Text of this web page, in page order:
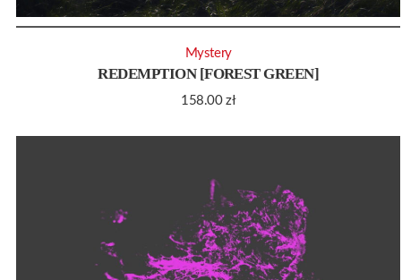
REDEMPTION [FOREST GREEN]
158.00zł
Mystery